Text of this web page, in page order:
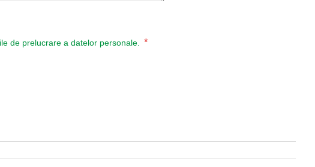
de prelucrare a datelor personale. *